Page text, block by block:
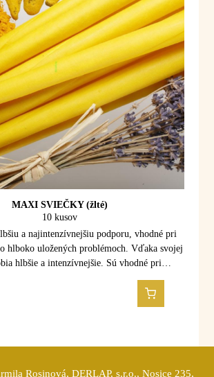
MAXI SVIEČKY (žlté)
10 kusov
a najintenzívnejšiu podporu, vhodné pri
hlboko uložených problémoch. Vďaka svojej
hlbšie a intenzívnejšie. Sú vhodné pri…
Rosinová, DERLAP, s.r.o., Nosice 235,